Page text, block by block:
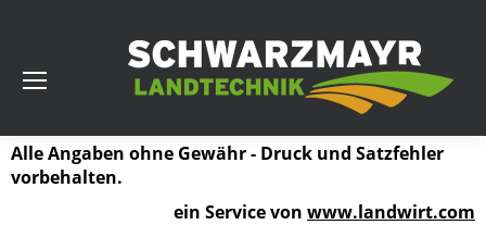
Alle Angaben ohne Gewähr - Druck und Satzfehler
vorbehalten.
ein Service von www.landwirt.com